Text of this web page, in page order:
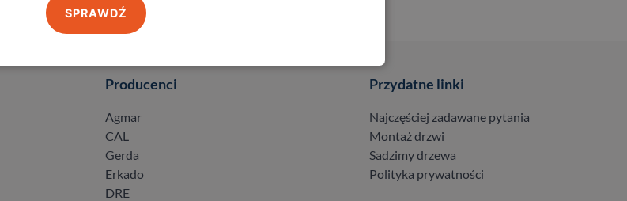
Producenci
Agmar
CAL
Gerda
Erkado
DRE
Przydatne linki
Najczęściej zadawane pytania
Montaż drzwi
Sadzimy drzewa
Polityka prywatności
SPRAWDŹ